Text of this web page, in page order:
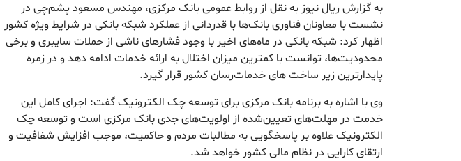
به گزارش ریال نیوز به نقل از روابط عمومی بانک مرکزی، مهندس مسعود پشم‌چی در
نشست با معاونان فناوری بانک‌ها با قدردانی از عملکرد شبکه بانکی در شرایط ویژه کشور
اظهار کرد: شبکه بانکی در ماه‌های اخیر با وجود فشارهای ناشی از حملات سایبری و برخی
محدودیت‌ها، توانست با کمترین میزان اختلال به ارائه خدمات ادامه دهد و در زمره
پایدارترین زیر ساخت های خدمات‌رسان کشور قرار گیرد.
وی با اشاره به برنامه بانک مرکزی برای توسعه چک الکترونیک گفت: اجرای کامل این
خدمت در مهلت‌های تعیین‌شده از اولویت‌های جدی بانک مرکزی است و توسعه چک
الکترونیک علاوه بر پاسخگویی به مطالبات مردم و حاکمیت، موجب افزایش شفافیت و
ارتقای کارایی در نظام مالی کشور خواهد شد.